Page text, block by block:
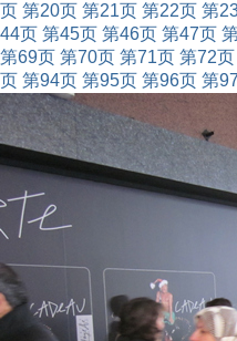
页 第20页 第21页 第22页 第
44页 第45页 第46页 第47页
第69页 第70页 第71页 第72页
页 第94页 第95页 第96页 第